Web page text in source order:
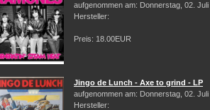
aufgenommen am: Donnerstag, 02. Juli
Hersteller:
Preis: 18.00EUR
Jingo de Lunch - Axe to grind - LP
aufgenommen am: Donnerstag, 02. Juli
Hersteller: